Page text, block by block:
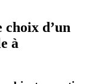
choix d’un
à